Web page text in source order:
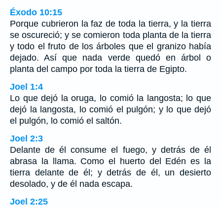
Éxodo 10:15
Porque cubrieron la faz de toda la tierra, y la tierra
se oscureció; y se comieron toda planta de la tierra
y todo el fruto de los árboles que el granizo había
dejado. Así que nada verde quedó en árbol o
planta del campo por toda la tierra de Egipto.
Joel 1:4
Lo que dejó la oruga, lo comió la langosta; lo que
dejó la langosta, lo comió el pulgón; y lo que dejó
el pulgón, lo comió el saltón.
Joel 2:3
Delante de él consume el fuego, y detrás de él
abrasa la llama. Como el huerto del Edén es la
tierra delante de él; y detrás de él, un desierto
desolado, y de él nada escapa.
Joel 2:25